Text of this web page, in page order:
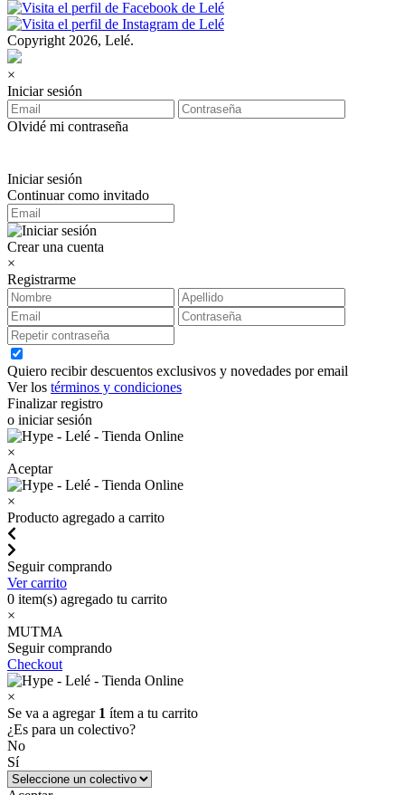
Copyright 2026, Lelé.
×
Iniciar sesión
Olvidé mi contraseña
Iniciar sesión
Continuar como invitado
Crear una cuenta
×
Registrarme
Quiero recibir descuentos exclusivos y novedades por email
Ver los términos y condiciones
Finalizar registro
o iniciar sesión
×
Aceptar
×
Producto agregado a carrito
Seguir comprando
Ver carrito
0 item(s) agregado tu carrito
×
MUTMA
Seguir comprando
Checkout
×
Se va a agregar 1 ítem a tu carrito
¿Es para un colectivo?
No
Sí